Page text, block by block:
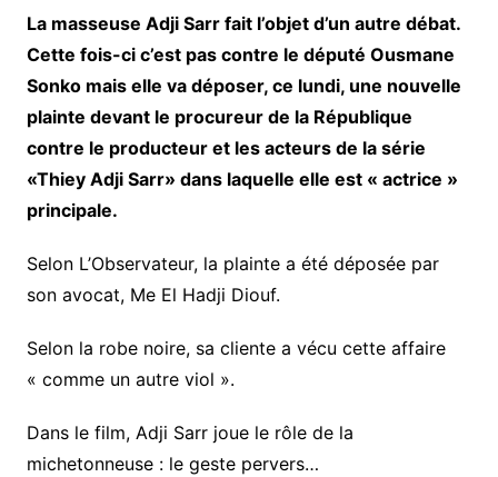
La masseuse Adji Sarr fait l’objet d’un autre débat.
Cette fois-ci c’est pas contre le député Ousmane
Sonko mais elle va déposer, ce lundi, une nouvelle
plainte devant le procureur de la République
contre le producteur et les acteurs de la série
«Thiey Adji Sarr» dans laquelle elle est « actrice »
principale.
Selon L’Observateur, la plainte a été déposée par
son avocat, Me El Hadji Diouf.
Selon la robe noire, sa cliente a vécu cette affaire
« comme un autre viol ».
Dans le film, Adji Sarr joue le rôle de la
michetonneuse : le geste pervers…